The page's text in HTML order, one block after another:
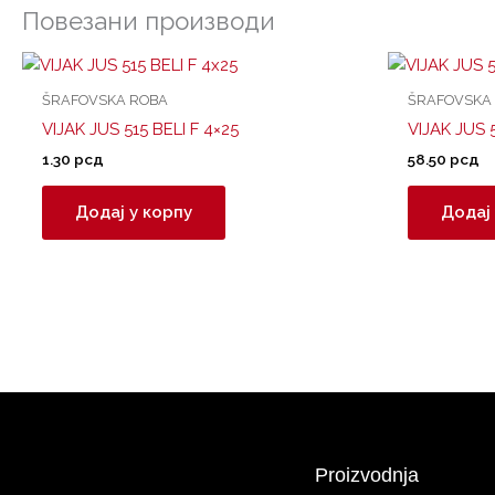
Повезани производи
ŠRAFOVSKA ROBA
VIJAK JUS 515 BELI F 4×25
1.30 рсд
Додај у корпу
ŠRAFOVSKA
VIJAK JUS
58.50 рсд
Додај
Proizvodnja